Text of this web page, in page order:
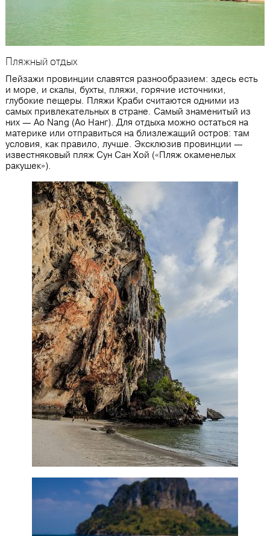
Пляжный отдых
Пейзажи провинции славятся разнообразием: здесь есть
и море, и скалы, бухты, пляжи, горячие источники,
глубокие пещеры. Пляжи Краби считаются одними из
самых привлекательных в стране. Самый знаменитый из
них — Ao Nang (Ао Нанг). Для отдыха можно остаться на
материке или отправиться на близлежащий остров: там
условия, как правило, лучше. Эксклюзив провинции —
известняковый пляж Сун Сан Хой («Пляж окаменелых
ракушек»).